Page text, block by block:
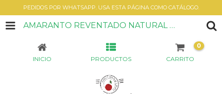
PEDIDOS POR WHATSAPP. USA ESTA PÁGINA COMO CATÁLOGO.
AMARANTO REVENTADO NATURAL 250G - GRANEL
INICIO PRODUCTOS CARRITO
0